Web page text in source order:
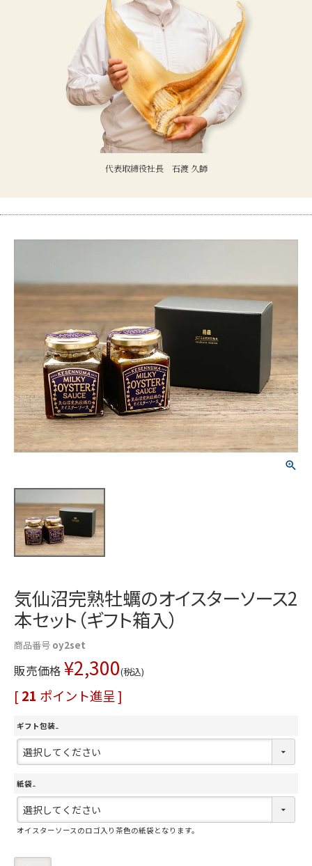
代表取締役社長 石渡 久師
気仙沼完熟牡蠣のオイスターソース2
本セット（ギフト箱入）
商品番号 oy2set
販売価格 ¥2,300 税込
[21 ポイント進呈 ]
ギフト包装
紙袋
須
オイスターソースのロゴ入り茶色の紙袋となります。